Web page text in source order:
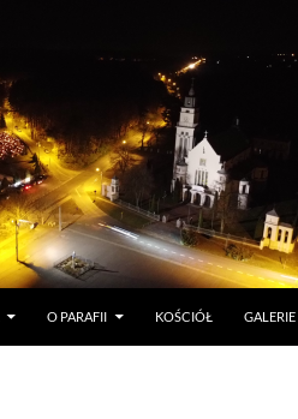
O PARAFII KOŚCIÓŁ GALERIE